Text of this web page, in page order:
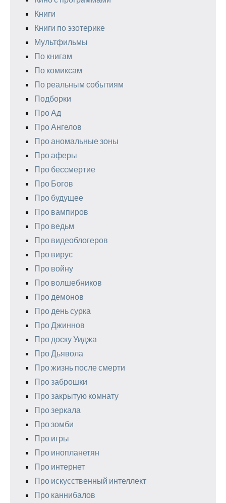
Книги
Книги по эзотерике
Мультфильмы
По книгам
По комиксам
По реальным событиям
Подборки
Про Ад
Про Ангелов
Про аномальные зоны
Про аферы
Про бессмертие
Про Богов
Про будущее
Про вампиров
Про ведьм
Про видеоблогеров
Про вирус
Про войну
Про волшебников
Про демонов
Про день сурка
Про Джиннов
Про доску Уиджа
Про Дьявола
Про жизнь после смерти
Про заброшки
Про закрытую комнату
Про зеркала
Про зомби
Про игры
Про инопланетян
Про интернет
Про искусственный интеллект
Про каннибалов